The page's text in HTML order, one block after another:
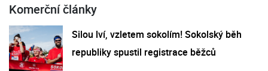
Komerční články
Silou lví, vzletem sokolím! Sokolský běh
republiky spustil registrace běžců